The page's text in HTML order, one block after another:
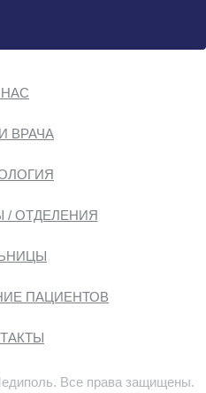
ВРАЧА
/ ОТДЕЛЕНИЯ
ПАЦИЕНТОВ
Все права защищены.